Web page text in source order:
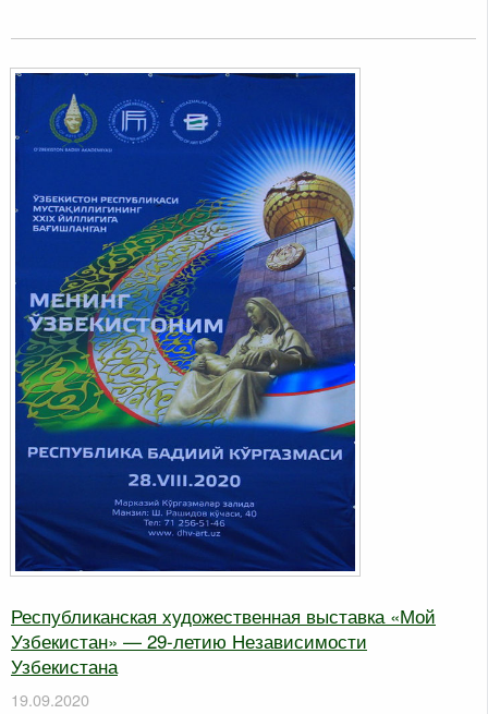
Республиканская художественная выставка «Мой
Узбекистан» — 29-летию Независимости
Узбекистана
19.09.2020